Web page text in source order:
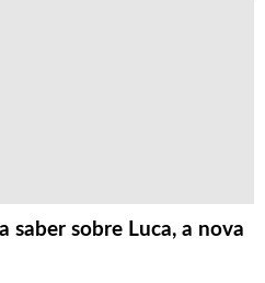
saber sobre Luca, a nova